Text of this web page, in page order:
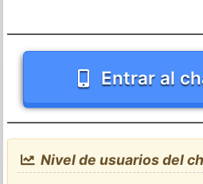
Entrar al
Nivel de usuarios del